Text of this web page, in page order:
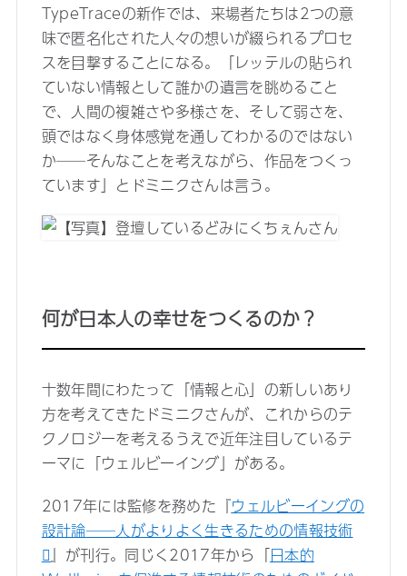
TypeTraceの新作では、来場者たちは2つの意
味で匿名化された人々の想いが綴られるプロセ
スを目撃することになる。「レッテルの貼られ
ていない情報として誰かの遺言を眺めること
で、人間の複雑さや多様さを、そして弱さを、
頭ではなく身体感覚を通してわかるのではない
か──そんなことを考えながら、作品をつくっ
ています」とドミニクさんは言う。
何が日本人の幸せをつくるのか？
十数年間にわたって「情報と心」の新しいあり
方を考えてきたドミニクさんが、これからのテ
クノロジーを考えるうえで近年注目しているテ
ーマに「ウェルビーイング」がある。
2017年には監修を務めた『ウェルビーイングの
設計論──人がよりよく生きるための情報技術
』が刊行。同じく2017年から「日本的